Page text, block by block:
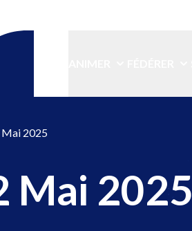
Mai 2025
Mai 2025